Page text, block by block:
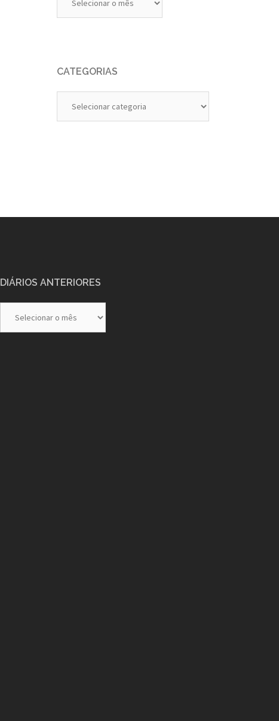
Anteriores
CATEGORIAS
DIÁRIOS ANTERIORES
Anteriores